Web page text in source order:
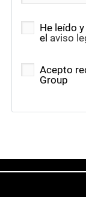
He leído
el aviso
Acepto
Group